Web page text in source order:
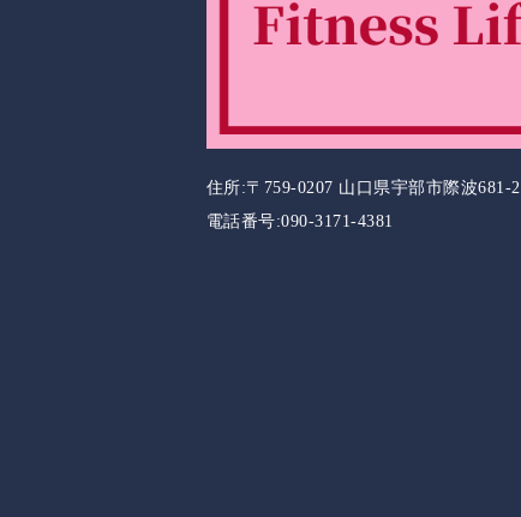
住所:〒759-0207 山口県宇部市際波681-2
電話番号:090-3171-4381